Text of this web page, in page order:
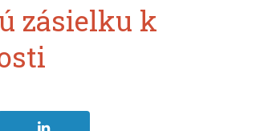
zásielku k